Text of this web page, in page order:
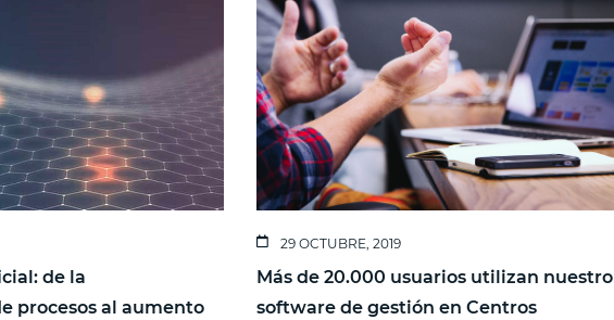
de la
procesos al aumento
29 OCTUBRE, 2019
Más de 20.000 usuarios utilizan nuestro
software de gestión en Centros